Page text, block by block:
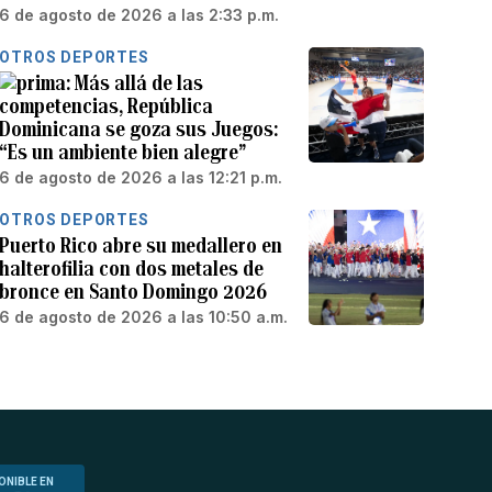
6 de agosto de 2026 a las 2:33 p.m.
OTROS DEPORTES
Más allá de las
competencias, República
Dominicana se goza sus Juegos:
“Es un ambiente bien alegre”
6 de agosto de 2026 a las 12:21 p.m.
OTROS DEPORTES
Puerto Rico abre su medallero en
halterofilia con dos metales de
bronce en Santo Domingo 2026
6 de agosto de 2026 a las 10:50 a.m.
EN